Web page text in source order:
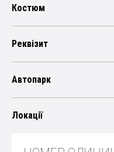
Костюм
Реквізит
Автопарк
Локації